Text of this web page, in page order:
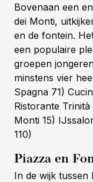
Bovenaan een
dei Monti,
en de fontein.
een populaire
groepen
minstens vier
Spagna 71)
Ristorante
Monti 15)
110)
Piazza en
In de wijk tussen